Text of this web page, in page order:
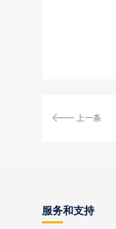
上一条
服务和支持